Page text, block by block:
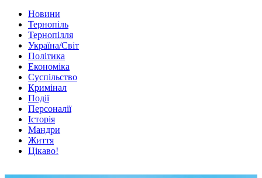
Новини
Тернопіль
Тернопілля
Україна/Світ
Політика
Економіка
Суспільство
Кримінал
Події
Персоналії
Історія
Мандри
Життя
Цікаво!